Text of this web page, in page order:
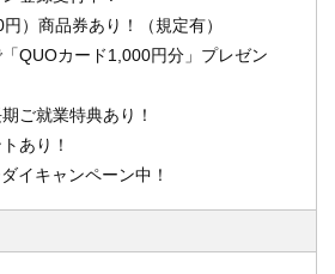
）商品券あり！（規定有）
QUOカード1,000円分」プレゼン
ご就業特典あり！
あり！
イキャンペーン中！